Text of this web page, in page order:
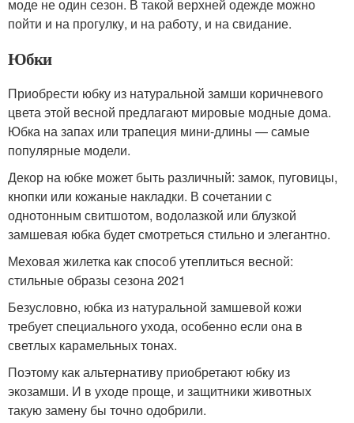
моде не один сезон. В такой верхней одежде можно
пойти и на прогулку, и на работу, и на свидание.
Юбки
Приобрести юбку из натуральной замши коричневого
цвета этой весной предлагают мировые модные дома.
Юбка на запах или трапеция мини-длины — самые
популярные модели.
Декор на юбке может быть различный: замок, пуговицы,
кнопки или кожаные накладки. В сочетании с
однотонным свитшотом, водолазкой или блузкой
замшевая юбка будет смотреться стильно и элегантно.
Меховая жилетка как способ утеплиться весной:
стильные образы сезона 2021
Безусловно, юбка из натуральной замшевой кожи
требует специального ухода, особенно если она в
светлых карамельных тонах.
Поэтому как альтернативу приобретают юбку из
экозамши. И в уходе проще, и защитники животных
такую замену бы точно одобрили.